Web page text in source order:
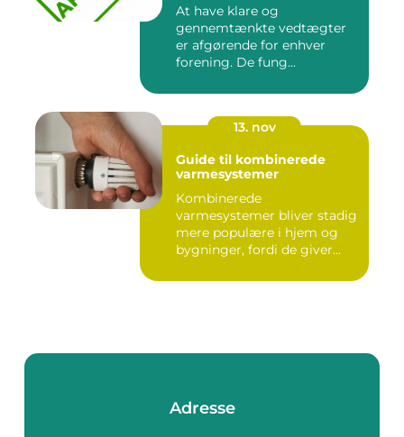
At have klare og
gennemtænkte vedtægter
er afgørende for enhver
forening. De fung...
13. nov
Guide til kombinerede
varmesystemer
Kombinerede
varmesystemer bliver stadig
mere populære i hjem og
bygninger, fordi de giver
Adresse